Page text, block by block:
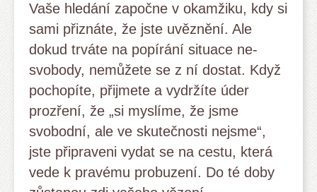
Vaše hledání započne v okamžiku, kdy si
sami přiznáte, že jste uvěznění. Ale
dokud trváte na popírání situace ne-
svobody, nemůžete se z ní dostat. Když
pochopíte, přijmete a vydržíte úder
prozření, že „si myslíme, že jsme
svobodní, ale ve skutečnosti nejsme“,
jste připraveni vydat se na cestu, která
vede k pravému probuzení. Do té doby